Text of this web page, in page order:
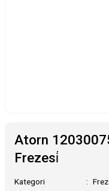
Atorn
Frezesi̇
Kategori